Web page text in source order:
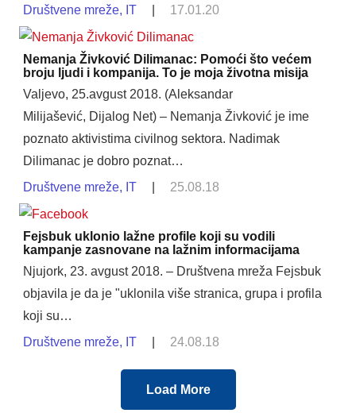
Društvene mreže, IT 17.01.20
Nemanja Živković Dilimanac: Pomoći što većem
broju ljudi i kompanija. To je moja životna misija
Valjevo, 25.avgust 2018. (Aleksandar
Milijašević, Dijalog Net) – Nemanja Živković je ime
poznato aktivistima civilnog sektora. Nadimak
Dilimanac je dobro poznat…
Društvene mreže, IT 25.08.18
Fejsbuk uklonio lažne profile koji su vodili
kampanje zasnovane na lažnim informacijama
Njujork, 23. avgust 2018. – Društvena mreža Fejsbuk
objavila je da je "uklonila više stranica, grupa i profila
koji su…
Društvene mreže, IT 24.08.18
Load More